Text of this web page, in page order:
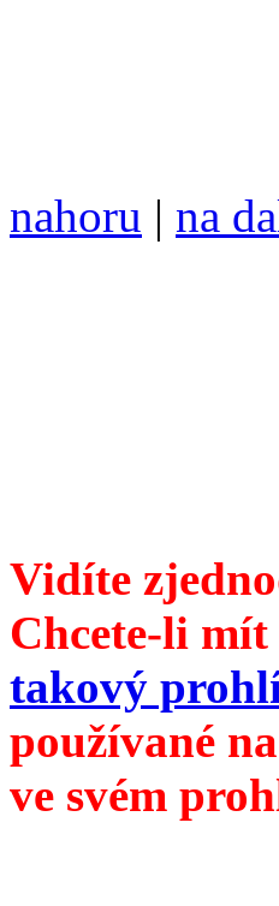
nahoru | na
Vidíte
Chcete-li
takový
používané
ve svém